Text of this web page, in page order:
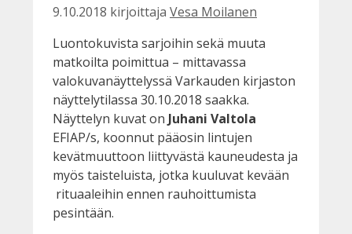
9.10.2018 kirjoittaja Vesa Moilanen
Luontokuvista sarjoihin sekä muuta
matkoilta poimittua – mittavassa
valokuvanäyttelyssä Varkauden kirjaston
näyttelytilassa 30.10.2018 saakka.
Näyttelyn kuvat on Juhani Valtola
EFIAP/s, koonnut pääosin lintujen
kevätmuuttoon liittyvästä kauneudesta ja
myös taisteluista, jotka kuuluvat kevään
rituaaleihin ennen rauhoittumista
pesintään.